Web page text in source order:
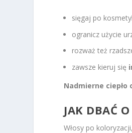
sięgaj po
ogranicz użycie
rozważ też
zawsze kieruj się
Nadmierne ciepło
JAK DBAĆ
Włosy po